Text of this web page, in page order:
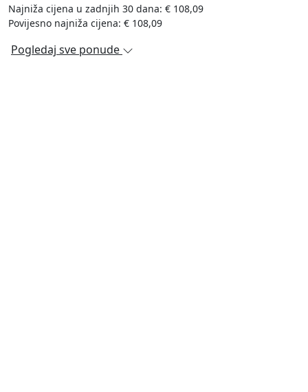
Najniža cijena u zadnjih 30 dana: € 108,09
Povijesno najniža cijena: € 108,09
Pogledaj sve ponude